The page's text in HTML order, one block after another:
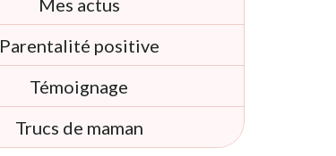
Parentalité positive
Témoignage
Trucs de maman